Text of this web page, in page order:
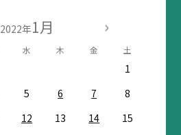
2022年1月
水 木 金 土
1
5 6 7
8
12 13 14
15